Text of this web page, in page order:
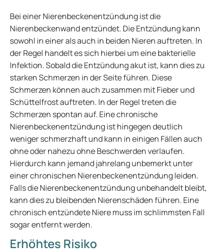
Bei einer Nierenbeckenentzündung ist die
Nierenbeckenwand entzündet. Die Entzündung kann
sowohl in einer als auch in beiden Nieren auftreten. In
der Regel handelt es sich hierbei um eine bakterielle
Infektion. Sobald die Entzündung akut ist, kann dies zu
starken Schmerzen in der Seite führen. Diese
Schmerzen können auch zusammen mit Fieber und
Schüttelfrost auftreten. In der Regel treten die
Schmerzen spontan auf. Eine chronische
Nierenbeckenentzündung ist hingegen deutlich
weniger schmerzhaft und kann in einigen Fällen auch
ohne oder nahezu ohne Beschwerden verlaufen.
Hierdurch kann jemand jahrelang unbemerkt unter
einer chronischen Nierenbeckenentzündung leiden.
Falls die Nierenbeckenentzündung unbehandelt bleibt,
kann dies zu bleibenden Nierenschäden führen. Eine
chronisch entzündete Niere muss im schlimmsten Fall
sogar entfernt werden.
Erhöhtes Risiko